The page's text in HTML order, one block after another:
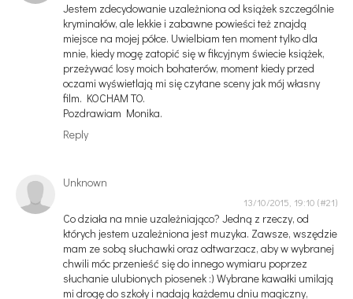
Jestem zdecydowanie uzależniona od książek szczególnie
kryminałów, ale lekkie i zabawne powieści też znajdą
miejsce na mojej półce. Uwielbiam ten moment tylko dla
mnie, kiedy mogę zatopić się w fikcyjnym świecie książek,
przeżywać losy moich bohaterów, moment kiedy przed
oczami wyświetlają mi się czytane sceny jak mój własny
film. KOCHAM TO.
Pozdrawiam Monika.
Reply
Unknown
13/10/2015, 19:10
Co działa na mnie uzależniająco? Jedną z rzeczy, od
których jestem uzależniona jest muzyka. Zawsze, wszędzie
mam ze sobą słuchawki oraz odtwarzacz, aby w wybranej
chwili móc przenieść się do innego wymiaru poprzez
słuchanie ulubionych piosenek :) Wybrane kawałki umilają
mi drogę do szkoły i nadają każdemu dniu magiczny,